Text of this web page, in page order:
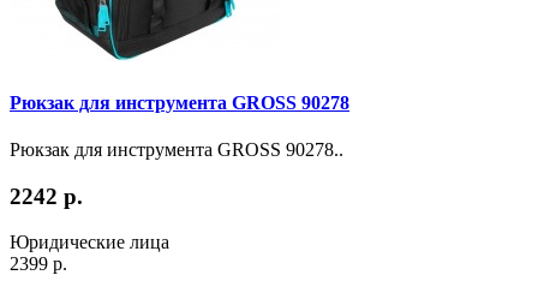
Рюкзак для инструмента GROSS 90278
Рюкзак для инструмента GROSS 90278..
2242 р.
Юридические лица
2399 р.